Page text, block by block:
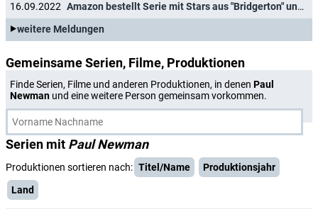
16.09.2022
Amazon bestellt Serie mit Stars aus "Bridgerton" und "Top Gun"
weitere Meldungen
Gemeinsame Serien, Filme, Produktionen
Finde Serien, Filme und anderen Produktionen, in denen Paul
Newman und eine weitere Person gemeinsam vorkommen.
Serien mit Paul Newman
Produktionen sortieren nach: Titel/Name
Produktionsjahr
Land